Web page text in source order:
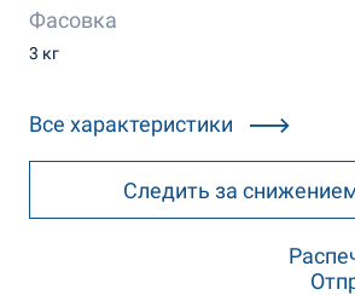
Фасовка
3 кг
Все характеристики
Следить за